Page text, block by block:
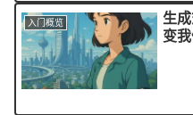
入门概览
生
变